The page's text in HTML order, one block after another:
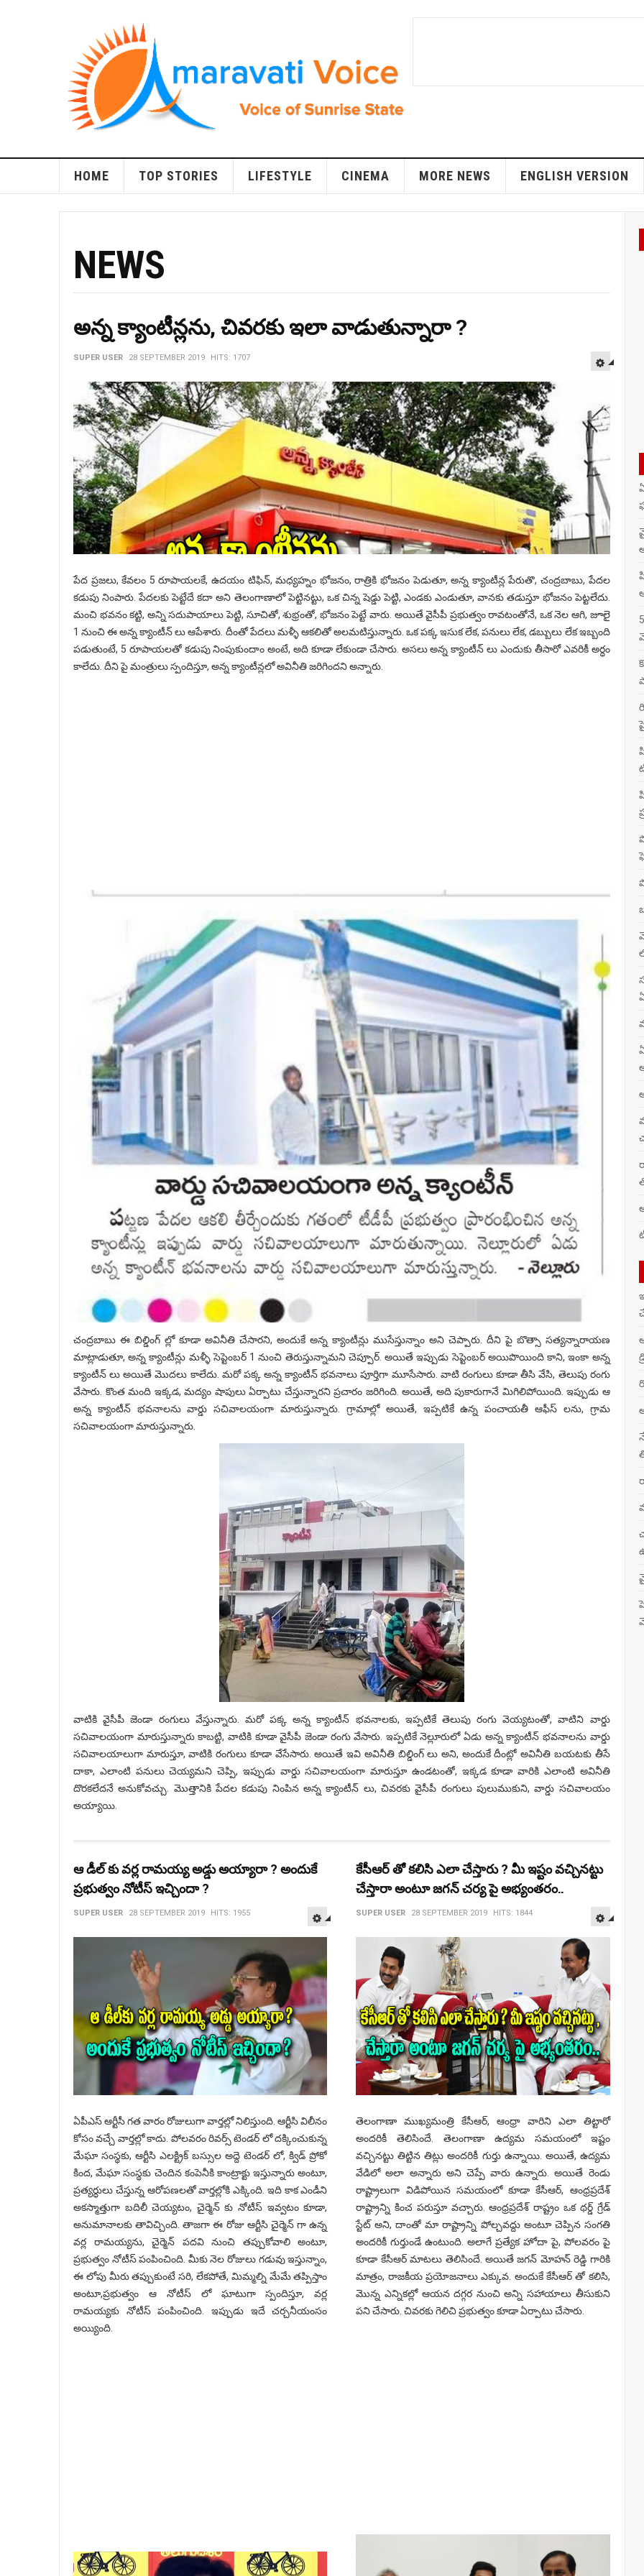
HOME TOP STORIES LIFESTYLE CINEMA MORE NEWS ENGLISH VERSION
NEWS
అన్న క్యాంటీన్లను, చివరకు ఇలా వాడుతున్నారా ?
SUPER USER 28 SEPTEMBER 2019 HITS: 1707
పేద ప్రజలు, కేవలం 5 రూపాయలకే, ఉదయం టిఫిన్, మధ్యహ్నం భోజనం, రాత్రికి భోజనం పెడుతూ, అన్న క్యాంటీన్ల పేరుతొ, చంద్రబాబు, పేదల
కడుపు నింపారు. పేదలకు పెట్టేదే కదా అని తెలంగాణాలో పెట్టినట్టు, ఒక చిన్న షెడ్డు పెట్టి, ఎండకు ఎండుతూ, వానకు తడుస్తూ భోజనం పెట్టలేదు.
మంచి భవనం కట్టి, అన్ని సదుపాయాలు పెట్టి, సూచితో, శుభ్రంతో, భోజనం పెట్టే వారు. అయితే వైసీపీ ప్రభుత్వం రావటంతోనే, ఒక నెల ఆగి, జూలై
1 నుంచి ఈ అన్న క్యాంటీన్ లు ఆపేశారు. దీంతో పేదలు మళ్ళీ ఆకలితో అలమటిస్తున్నారు. ఒక పక్క ఇసుక లేక, పనులు లేక, డబ్బులు లేక ఇబ్బంది
పడుతుంటే, 5 రూపాయలతో కడుపు నింపుకుందాం అంటే, అది కూడా లేకుండా చేసారు. అసలు అన్న క్యాంటీన్ లు ఎందుకు తీసారో ఎవరికీ అర్ధం
కాలేదు. దీని పై మంత్రులు స్పందిస్తూ, అన్న క్యాంటీన్లలో అవినీతి జరిగిందని అన్నారు.
చంద్రబాబు ఈ బిల్డింగ్ ల్లో కూడా అవినీతి చేసారని, అందుకే అన్న క్యాంటీన్లు ముసేస్తున్నాం అని చెప్పారు. దీని పై బొత్సా సత్యన్నారాయణ
మాట్లాడుతూ, అన్న క్యాంటీన్లు మళ్ళీ సెప్టెంబర్ 1 నుంచి తెరుస్తున్నామని చెప్పూర్. అయితే ఇప్పుడు సెప్టెంబర్ అయిపొయింది కాని, ఇంకా అన్న
క్యాంటీన్ లు అయితే మొదలు కాలేదు. మరో పక్క అన్న క్యాంటీన్ భవనాలు పూర్తిగా మూసేసారు. వాటి రంగులు కూడా తీసి వేసి, తెలుపు రంగు
వేసారు. కొంత మంది ఇక్కడ, మద్యం షాపులు ఏర్పాటు చేస్తున్నారని ప్రచారం జరిగింది. అయితే, అది పుకారుగానే మిగిలిపోయింది. ఇప్పుడు ఆ
అన్న క్యాంటీన్ భవనాలను వార్డు సచివాలయంగా మారుస్తున్నారు. గ్రామాల్లో అయితే, ఇప్పటికే ఉన్న పంచాయతీ ఆఫీస్ లను, గ్రామ
సచివాలయంగా మారుస్తున్నారు.
వాటికి వైసీపీ జెండా రంగులు వేస్తున్నారు. మరో పక్క అన్న క్యాంటీన్ భవనాలకు, ఇప్పటికే తెలుపు రంగు వెయ్యటంతో, వాటిని వార్డు
సచివాలయంగా మారుస్తున్నారు కాబట్టి, వాటికి కూడా వైసీపీ జెండా రంగు వేసారు. ఇప్పటికే నెల్లూరులో ఏడు అన్న క్యాంటీన్‌ భవనాలను వార్డు
సచివాలయాలుగా మారుస్తూ, వాటికి రంగులు కూడా వేసేసారు. అయితే ఇవి అవినీతి బిల్డింగ్ లు అని, అందుకే దీంట్లో అవినీతి బయటకు తీసే
దాకా, ఎలాంటి పనులు చెయ్యమని చెప్పి, ఇప్పుడు వార్డు సచివాలయంగా మారుస్తూ ఉండటంతో, ఇక్కడ కూడా వారికి ఎలాంటి అవినీతి
దొరకలేదనే అనుకోవచ్చు. మొత్తానికి పేదల కడుపు నింపిన అన్న క్యాంటీన్ లు, చివరకు వైసీపీ రంగులు పులుముకుని, వార్డు సచివాలయం
అయ్యాయి.
ఆ డీల్ కు వర్ల రామయ్య అడ్డు అయ్యారా ? అందుకే
ప్రభుత్వం నోటీస్ ఇచ్చిందా ?
SUPER USER 28 SEPTEMBER 2019 HITS: 1955 EMPTY
ఏపీఎస్ ఆర్టీసీ గత వారం రోజులుగా వార్తల్లో నిలిస్తుంది. ఆర్టీసి విలీనం
కోసం వచ్చే వార్తల్లో కాదు. పోలవరం రివర్స్ టెండర్ లో దక్కించుకున్న
మేఘా సంస్థకు, ఆర్టీసి ఎలక్ట్రిక్ బస్సుల అద్దె టెండర్ లో, క్విడ్ ప్రోకో
కింద, మేఘా సంస్థకు చెందిన కంపెనీకి కాంట్రాక్టు ఇస్తున్నారు అంటూ,
ప్రత్యర్ధులు చేస్తున్న ఆరోపణలతో వార్తల్లోకి ఎక్కింది. ఇది కాక ఎండీని
అకస్మాత్తుగా బదిలీ చెయ్యటం, చైర్మెన్ కు నోటీస్ ఇవ్వటం కూడా,
అనుమానాలకు తావిచ్చింది. తాజగా ఈ రోజు ఆర్టీసి చైర్మెన్ గా ఉన్న
వర్ల రామయ్యను, చైర్మెన్ పదవి నుంచి తప్పుకోవాలి అంటూ,
ప్రభుత్వం నోటీస్ పంపించింది. మీకు నెల రోజులు గడువు ఇస్తున్నాం,
ఈ లోపు మీరు తప్పుకుంటే సరి, లేకపోతే, మిమ్మల్ని మేమే తప్పిస్తాం
అంటూ,ప్రభుత్వం ఆ నోటీస్ లో ఘాటుగా స్పందిస్తూ, వర్ల
రామయ్యకు నోటీస్ పంపించింది. ఇప్పుడు ఇదే చర్చనీయంసం
అయ్యింది.
కేసీఆర్ తో కలిసి ఎలా చేస్తారు ? మీ ఇష్టం వచ్చినట్టు
చేస్తారా అంటూ జగన్ చర్య పై అభ్యంతరం..
SUPER USER 28 SEPTEMBER 2019 HITS: 1844
తెలంగాణా ముఖ్యమంత్రి కేసీఆర్, ఆంధ్రా వారిని ఎలా తిట్టారో
అందరికీ తెలిసిందే. తెలంగాణా ఉద్యమ సమయంలో ఇష్టం
వచ్చినట్టు తిట్టిన తిట్లు అందరికీ గుర్తు ఉన్నాయి. అయితే, ఉద్యమ
వేడిలో అలా అన్నారు అని చెప్పే వారు ఉన్నారు. అయితే రెండు
రాష్ట్రాలుగా విడిపోయిన సమయంలో కూడా కేసీఆర్, ఆంధ్రప్రదేశ్
రాష్ట్రాన్ని కించ పరుస్తూ వచ్చారు. ఆంధ్రప్రదేశ్ రాష్ట్రం ఒక థర్డ్ గ్రేడ్
స్టేట్ అని, దాంతో మా రాష్ట్రాన్ని పోల్చవద్దు అంటూ చెప్పిన సంగతి
అందరికీ గుర్తుండే ఉంటుంది. అలాగే ప్రత్యేక హోదా పై, పోలవరం పై
కూడా కేసీఆర్ మాటలు తెలిసిందే. అయితే జగన్ మోహన్ రెడ్డి గారికి
మాత్రం, రాజకీయ ప్రయోజనాలు ఎక్కువ. అందుకే కేసీఆర్ తో కలిసి,
మొన్న ఎన్నికల్లో ఆయన దగ్గర నుంచి అన్ని సహాయాలు తీసుకుని
పని చేసారు. చివరకు గెలిచి ప్రభుత్వం కూడా ఏర్పాటు చేసారు.